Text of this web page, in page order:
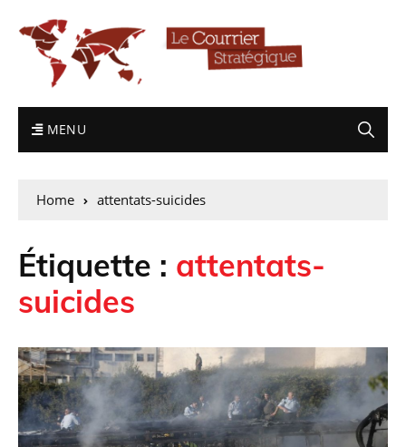
MENU
Home attentats-suicides
Étiquette : attentats-
suicides